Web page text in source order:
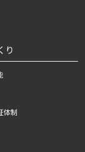
り
体制